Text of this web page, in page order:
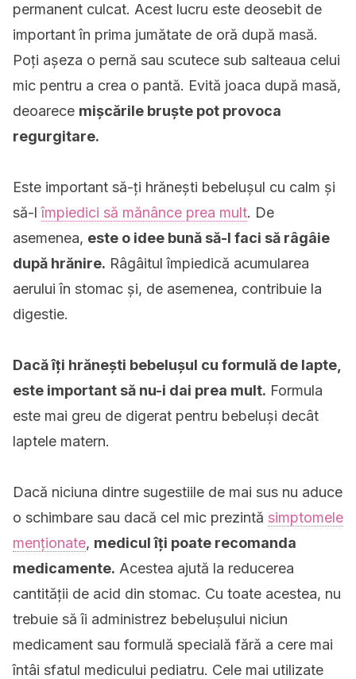
permanent culcat. Acest lucru este deosebit de
important în prima jumătate de oră după masă.
Poți așeza o pernă sau scutece sub salteaua celui
mic pentru a crea o pantă. Evită joaca după masă,
deoarece mișcările bruște pot provoca
regurgitare.
Este important să-ți hrănești bebelușul cu calm și
să-lîmpiedici să mănânce prea mult. De
asemenea, este o idee bună să-l faci să râgâie
după hrănire. Râgâitul împiedică acumularea
aerului în stomac și, de asemenea, contribuie la
digestie.
Dacă îți hrănești bebelușul cu formulă de lapte,
este important să nu-i dai prea mult. Formula
este mai greu de digerat pentru bebeluși decât
laptele matern.
Dacă niciuna dintre sugestiile de mai sus nu aduce
o schimbare sau dacă cel mic prezintă simptomele
menționate, medicul îți poate recomanda
medicamente. Acestea ajută la reducerea
cantității de acid din stomac. Cu toate acestea, nu
trebuie să îi administrez bebelușului niciun
medicament sau formulă specială fără a cere mai
întâi sfatul medicului pediatru. Cele mai utilizate